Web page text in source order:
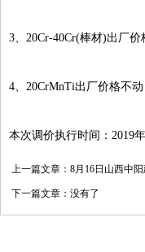
3、20Cr-40Cr(棒材)出厂价
4、20CrMnTi出厂价格不
本次调价执行时间：2019
上一篇文章： 8月16日山西中
下一篇文章：没有了